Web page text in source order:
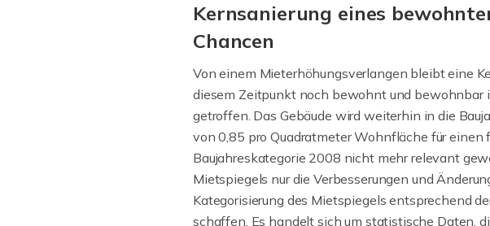
Kernsanierung eines
Chancen
Von einem Mieterhöhungsverlangen bleibt eine
diesem Zeitpunkt noch bewohnt und bewohnbar
getroffen. Das Gebäude wird weiterhin in die
von 0,85 pro Quadratmeter Wohnfläche für
Baujahreskategorie 2008 nicht mehr relevant
Mietspiegels nur die Verbesserungen und
Kategorisierung des Mietspiegels entsprechend
schaffen. Es handelt sich um statistische Daten,